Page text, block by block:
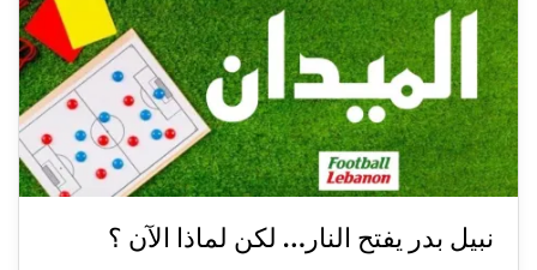
نبيل بدر يفتح النار… لكن لماذا الآن ؟